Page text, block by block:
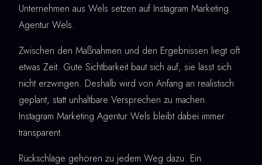
Unternehmen aus Wels setzen auf Instagram Marketing
Agentur Wels.
Zwischen den Maßnahmen und den Ergebnissen liegt oft
etwas Zeit. Gute Sichtbarkeit baut sich auf, sie lässt sich
nicht erzwingen. Deshalb wird von Anfang an realistisch
geplant, statt unhaltbare Versprechen zu machen.
Instagram Marketing Agentur Wels bleibt dabei immer
transparent.
Rückschläge gehören zu jedem Weg dazu. Ein